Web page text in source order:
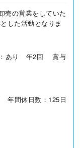
売の営業をしていた
した活動となりま
：あり 年2回 賞与
年間休日数：125日